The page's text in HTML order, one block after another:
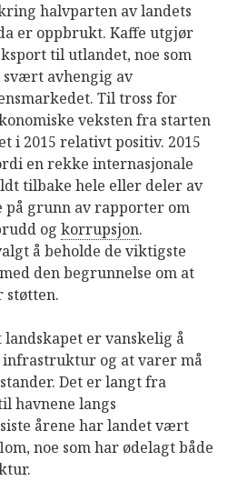
halvparten av landets
er oppbrukt. Kaffe utgjør
til utlandet, noe som
avhengig av
Til tross for
veksten fra starten
i 2015 relativt positiv. 2015
en rekke internasjonale
tilbake hele eller deler av
på grunn av rapporter om
og korrupsjon.
å beholde de viktigste
den begrunnelse om at
støtten.
er vanskelig å
og at varer må
Det er langt fra
havnene langs
årene har landet vært
noe som har ødelagt både